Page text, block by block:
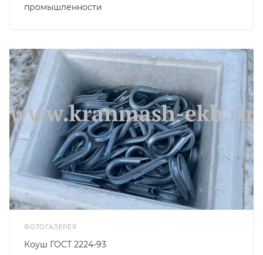
промышленности
ФОТОГАЛЕРЕЯ
Коуш ГОСТ 2224-93